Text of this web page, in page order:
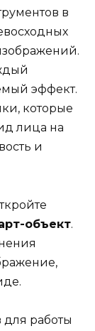
в
эффект.
которые
лица на
и
объект.
работы